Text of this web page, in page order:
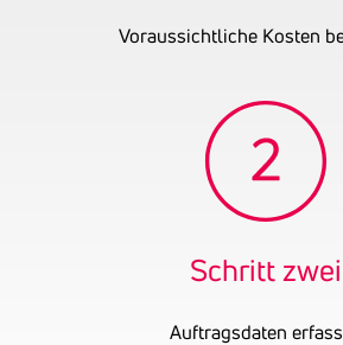
Voraussichtliche Kosten
Schritt zwei
Auftragsdaten